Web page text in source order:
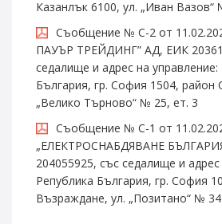
Казанлък 6100, ул. „Иван Вазов“
Съобщение № С-2 от
ПАУЪР ТРЕЙДИНГ” АД, ЕИК
седалище и адрес на управление:
България, гр. София 1504, район
„Велико Търново“ № 25, ет. 3
Съобщение № С-1 от
„ЕЛЕКТРОСНАБДЯВАНЕ
204055925, със седалище и
Република България, гр. София
Възраждане, ул. „Позитано“ № 34